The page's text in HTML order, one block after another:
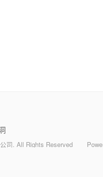
司. All Rights Reserved